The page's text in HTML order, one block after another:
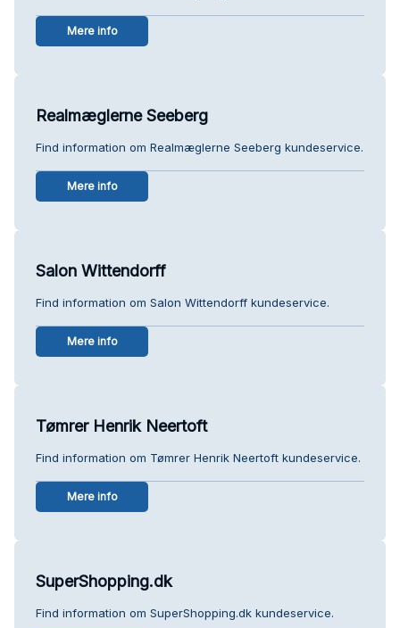
Mere info
Realmæglerne Seeberg
Find information om Realmæglerne Seeberg kundeservice.
Mere info
Salon Wittendorff
Find information om Salon Wittendorff kundeservice.
Mere info
Tømrer Henrik Neertoft
Find information om Tømrer Henrik Neertoft kundeservice.
Mere info
SuperShopping.dk
Find information om SuperShopping.dk kundeservice.